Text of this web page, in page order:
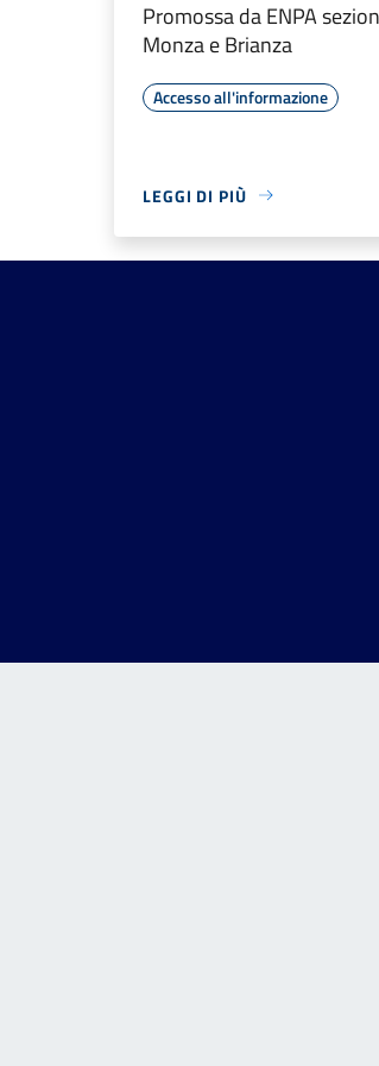
Promossa da ENPA
Monza e Brianza
Accesso all'informazione
LEGGI DI PIÙ